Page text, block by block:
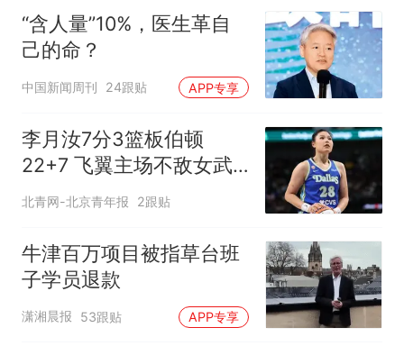
“含人量”10%，医生革自
己的命？
中国新闻周刊 24跟贴 APP专享
李月汝7分3篮板伯顿
22+7 飞翼主场不敌女武
神
北青网-北京青年报 2跟贴
牛津百万项目被指草台班
子学员退款
潇湘晨报 53跟贴 APP专享